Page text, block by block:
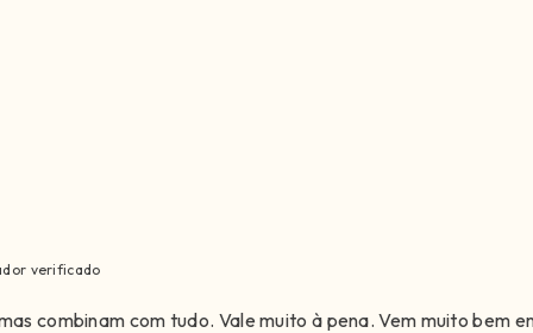
verificado
combinam com tudo. Vale muito à pena. Vem muito bem